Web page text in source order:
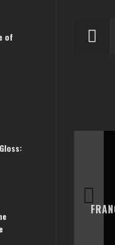
of
PERFETTO